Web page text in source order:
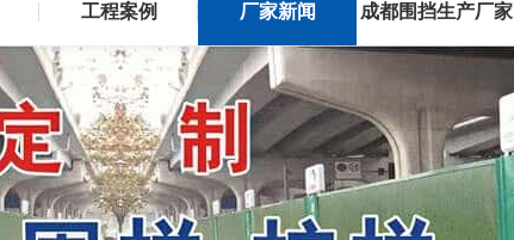
工程案例 厂家新闻 成都围挡生产厂家